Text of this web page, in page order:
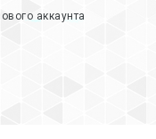
аккаунта